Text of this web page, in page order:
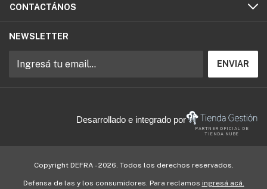
CONTACTÁNOS
NEWSLETTER
Desarrollado e integrado por
PARTNER OFICIAL DE
TIENDA NUBE
Copyright DEFRA - 2026. Todos los derechos reservados.
Defensa de las y los consumidores. Para reclamos ingresá acá.